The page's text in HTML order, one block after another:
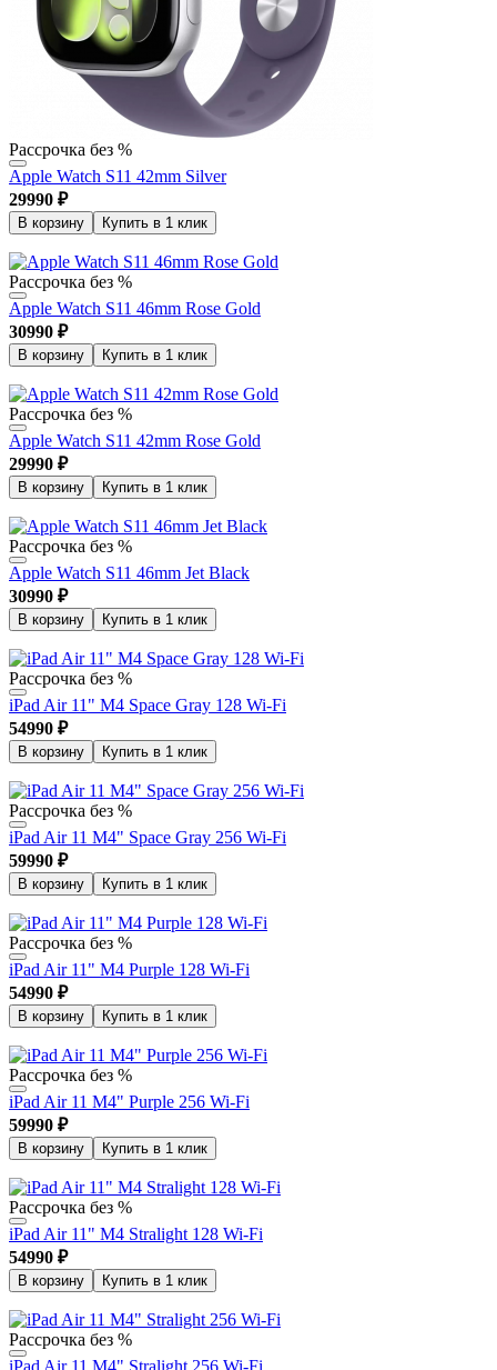
Рассрочка без %
Apple Watch S11 42mm Silver
29990 ₽
В корзину Купить в 1 клик
Рассрочка без %
Apple Watch S11 46mm Rose Gold
30990 ₽
В корзину Купить в 1 клик
Рассрочка без %
Apple Watch S11 42mm Rose Gold
29990 ₽
В корзину Купить в 1 клик
Рассрочка без %
Apple Watch S11 46mm Jet Black
30990 ₽
В корзину Купить в 1 клик
Рассрочка без %
iPad Air 11" M4 Space Gray 128 Wi-Fi
54990 ₽
В корзину Купить в 1 клик
Рассрочка без %
iPad Air 11 M4" Space Gray 256 Wi-Fi
59990 ₽
В корзину Купить в 1 клик
Рассрочка без %
iPad Air 11" M4 Purple 128 Wi-Fi
54990 ₽
В корзину Купить в 1 клик
Рассрочка без %
iPad Air 11 M4" Purple 256 Wi-Fi
59990 ₽
В корзину Купить в 1 клик
Рассрочка без %
iPad Air 11" M4 Stralight 128 Wi-Fi
54990 ₽
В корзину Купить в 1 клик
Рассрочка без %
iPad Air 11 M4" Stralight 256 Wi-Fi